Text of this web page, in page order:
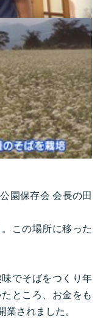
園保存会 会長の田
この場所に移った
でそばをつくり年
ところ、お金をも
業されました。